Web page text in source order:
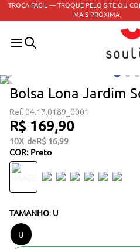
TROCA FÁCIL — TROQUE PELO SITE OU
MAIS PRÓXIMA.
Bolsa Lona Jardim
04.17.0189_0001
R$ 169,90
10 R$ 16,99
COR: Preto
TAMANHO: U
U